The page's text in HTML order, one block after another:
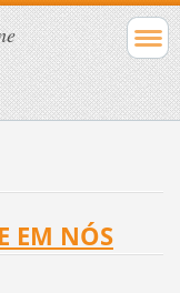
EM NÓS